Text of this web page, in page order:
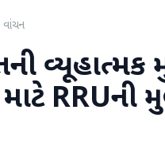
વાંચન
વ્યૂહાત્મક
RRUની